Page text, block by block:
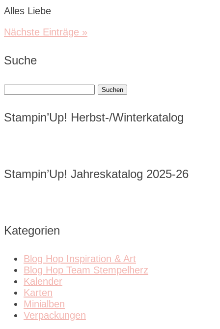
Alles Liebe
Nächste Einträge »
Suche
Suchen
Stampin’Up! Herbst-/Winterkatalog
Stampin’Up! Jahreskatalog 2025-26
Kategorien
Blog Hop Inspiration & Art
Blog Hop Team Stempelherz
Kalender
Karten
Minialben
Verpackungen